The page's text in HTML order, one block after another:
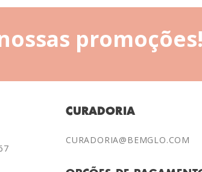
promoções!
CURADORIA
CURADORIA@BEMGLO.COM